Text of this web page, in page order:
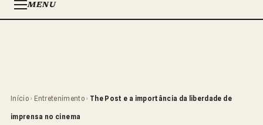
MENU
Início › Entretenimento › The Post e a importância da liberdade de
imprensa no cinema